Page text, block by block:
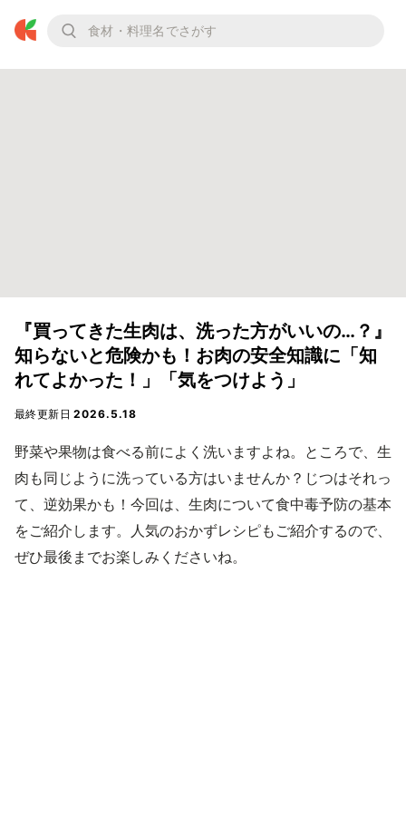
『買ってきた生肉は、洗った方がいいの…？』
知らないと危険かも！お肉の安全知識に「知
れてよかった！」「気をつけよう」
最終更新日2026.5.18
野菜や果物は食べる前によく洗いますよね。ところで、生
肉も同じように洗っている方はいませんか？じつはそれっ
て、逆効果かも！今回は、生肉について食中毒予防の基本
をご紹介します。人気のおかずレシピもご紹介するので、
ぜひ最後までお楽しみくださいね。